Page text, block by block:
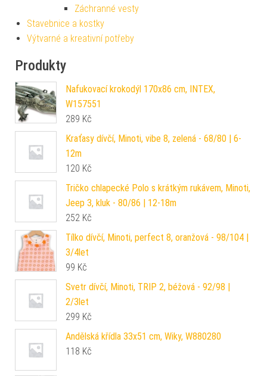
Záchranné vesty
Stavebnice a kostky
Výtvarné a kreativní potřeby
Produkty
Nafukovací krokodýl 170x86 cm, INTEX,
W157551
289 Kč
Kraťasy dívčí, Minoti, vibe 8, zelená - 68/80 | 6-
12m
120 Kč
Tričko chlapecké Polo s krátkým rukávem, Minoti,
Jeep 3, kluk - 80/86 | 12-18m
252 Kč
Tílko dívčí, Minoti, perfect 8, oranžová - 98/104 |
3/4let
99 Kč
Svetr dívčí, Minoti, TRIP 2, béžová - 92/98 |
2/3let
299 Kč
Andělská křídla 33x51 cm, Wiky, W880280
118 Kč